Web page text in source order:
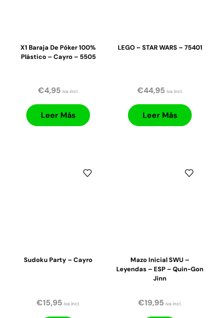
X1 Baraja De Póker 100%
Plástico – Cayro – 5505
€4,95 iva incl.
Leer Más
LEGO – STAR WARS – 75401
€44,95 iva incl.
Leer Más
Sudoku Party – Cayro
€15,95 iva incl.
Mazo Inicial SWU –
Leyendas – ESP – Quin-Gon
Jinn
€19,95 iva incl.